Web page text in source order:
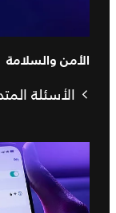
الأمن والسلامة
الأسئلة